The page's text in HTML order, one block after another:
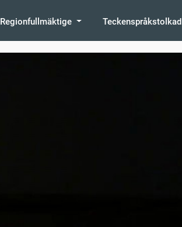
Regionfullmäktige Teckenspråkstolkad